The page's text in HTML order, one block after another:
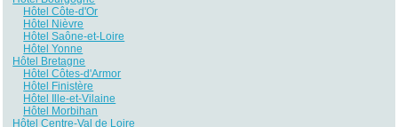
Hôtel Côte-d'Or
Hôtel Nièvre
Hôtel Saône-et-Loire
Hôtel Yonne
Hôtel Bretagne
Hôtel Côtes-d'Armor
Hôtel Finistère
Hôtel Ille-et-Vilaine
Hôtel Morbihan
Hôtel Centre-Val de Loire